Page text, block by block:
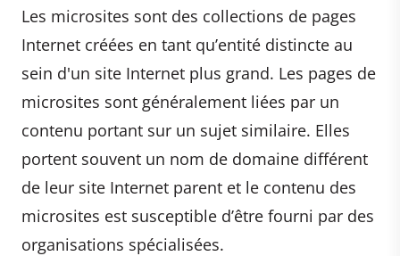
Les microsites sont des collections de pages
Internet créées en tant qu’entité distincte au
sein d'un site Internet plus grand. Les pages de
microsites sont généralement liées par un
contenu portant sur un sujet similaire. Elles
portent souvent un nom de domaine différent
de leur site Internet parent et le contenu des
microsites est susceptible d’être fourni par des
organisations spécialisées.